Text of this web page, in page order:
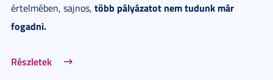
értelmében, sajnos, több pályázatot nem tudunk már
fogadni.
Részletek